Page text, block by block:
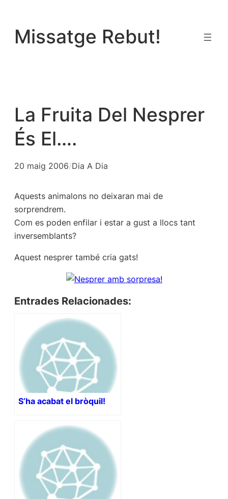
contingut
Missatge Rebut!
La Fruita Del Nesprer
És El….
20 maig 2006/Dia A Dia
Aquests animalons no deixaran mai de
sorprendrem.
Com es poden enfilar i estar a gust a llocs tant
inversemblants?
Aquest nesprer també cria gats!
Entrades Relacionades:
S’ha acabat el bròquil!